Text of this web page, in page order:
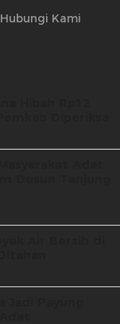
Hubungi Kami